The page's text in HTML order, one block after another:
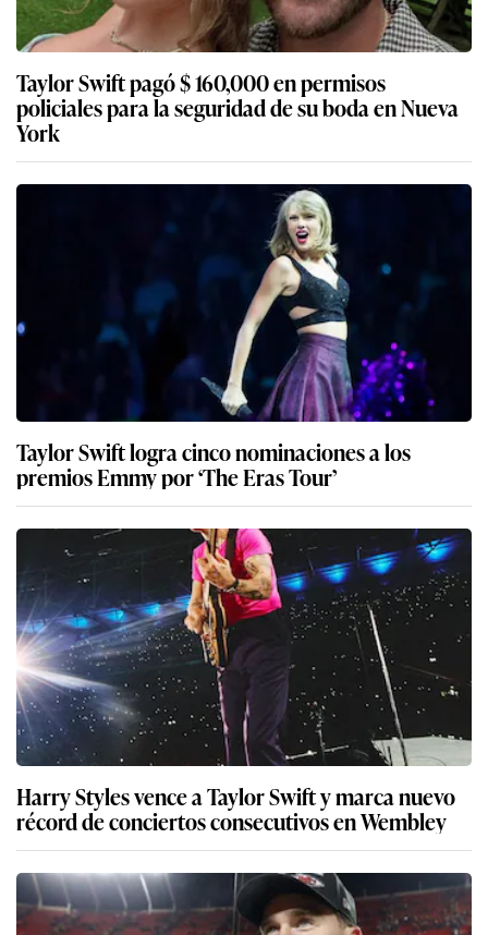
Taylor Swift pagó $ 160,000 en permisos
policiales para la seguridad de su boda en Nueva
York
Taylor Swift logra cinco nominaciones a los
premios Emmy por ‘The Eras Tour’
Harry Styles vence a Taylor Swift y marca nuevo
récord de conciertos consecutivos en Wembley